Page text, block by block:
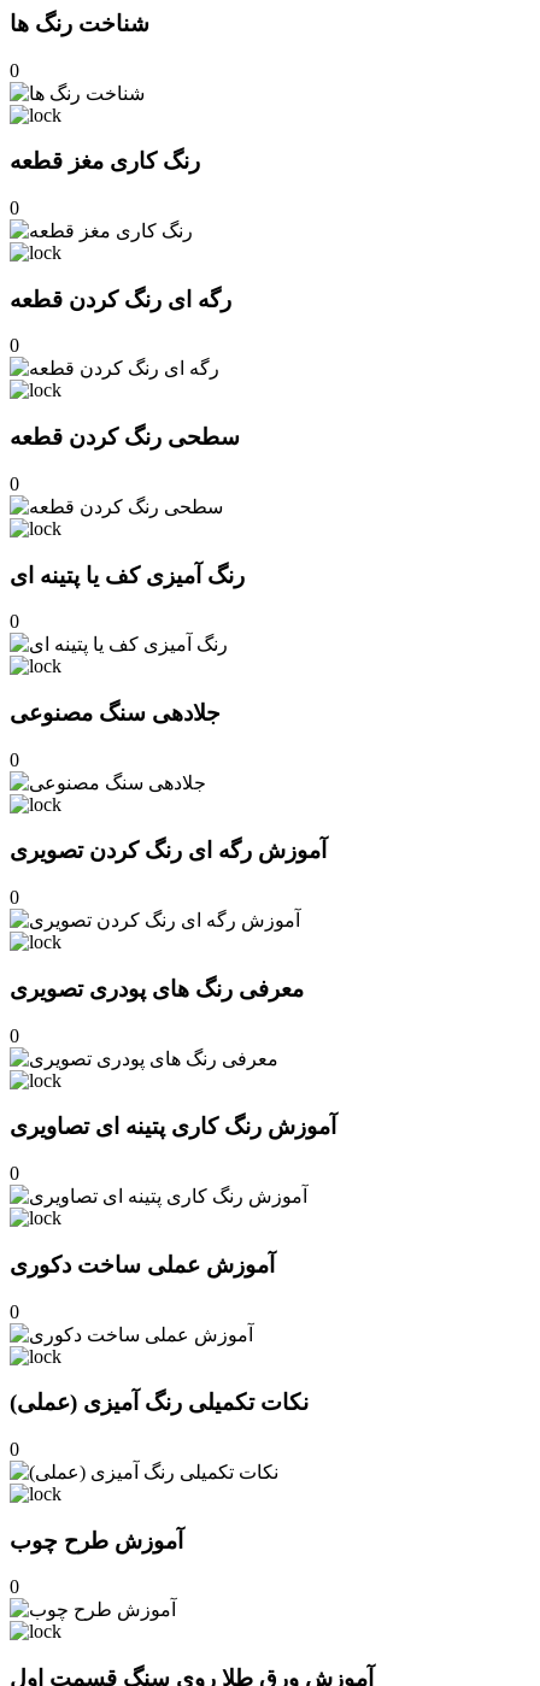
شناخت رنگ ها
0
رنگ کاری مغز قطعه
0
رگه ای رنگ کردن قطعه
0
سطحی رنگ کردن قطعه
0
رنگ آمیزی کف یا پتینه ای
0
جلادهی سنگ مصنوعی
0
آموزش رگه ای رنگ کردن تصویری
0
معرفی رنگ های پودری تصویری
0
آموزش رنگ کاری پتینه ای تصاویری
0
آموزش عملی ساخت دکوری
0
نکات تکمیلی رنگ آمیزی (عملی)
0
آموزش طرح چوب
0
آموزش ورق طلا روی سنگ قسمت اول